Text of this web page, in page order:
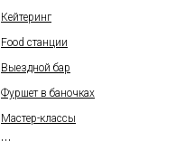
Кейтеринг
Food станции
Выездной бар
Фуршет в баночках
Мастер-классы